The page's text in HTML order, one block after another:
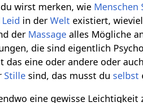
wirst merken, wie Menschen
Leid in derWelt existiert, wieviel
der Massage alles Mögliche
die sind eigentlich
das eine oder andere oder
Stille sind, das musst du selbst
eine gewisse Leichtigkeit